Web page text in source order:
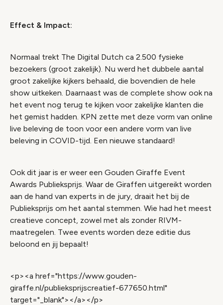
Effect & Impact:
Normaal trekt The Digital Dutch ca 2.500 fysieke
bezoekers (groot zakelijk). Nu werd het dubbele aantal
groot zakelijke kijkers behaald, die bovendien de hele
show uitkeken. Daarnaast was de complete show ook na
het event nog terug te kijken voor zakelijke klanten die
het gemist hadden. KPN zette met deze vorm van online
live beleving de toon voor een andere vorm van live
beleving in COVID-tijd. Een nieuwe standaard!
Ook dit jaar is er weer een Gouden Giraffe Event
Awards Publieksprijs. Waar de Giraffen uitgereikt worden
aan de hand van experts in de jury, draait het bij de
Publieksprijs om het aantal stemmen. Wie had het meest
creatieve concept, zowel met als zonder RIVM-
maatregelen. Twee events worden deze editie dus
beloond en jij bepaalt!
<p><a href="https://www.gouden-
giraffe.nl/publieksprijscreatief-677650.html"
target="_blank"></a></p>